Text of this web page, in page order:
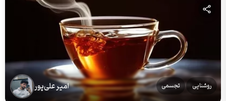
روشنایی تجسمی امیر علی‌پور